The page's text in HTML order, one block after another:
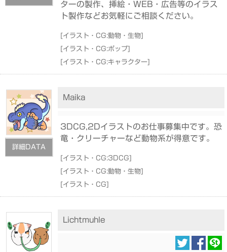
ターの製作、挿絵・WEB・広告等のイラス
ト製作などお気軽にご相談ください。
[イラスト・CG:動物・生物]
[イラスト・CG:ポップ]
[イラスト・CG:キャラクター]
詳細DATA
Maika
3DCG,2Dイラストのお仕事募集中です。恐
竜・クリーチャーなど動物系が得意です。
[イラスト・CG:3DCG]
[イラスト・CG:動物・生物]
[イラスト・CG]
Lichtmuhle